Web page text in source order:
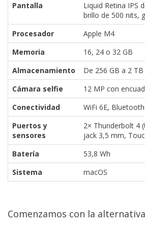
Pantalla
Liquid Retina IPS
brillo de 500 nits,
Procesador
Apple M4
Memoria
16, 24 o 32 GB
Almacenamiento
De 256 GB a 2 TB
Cámara selfie
12 MP con
Conectividad
WiFi 6E,
Puertos y
sensores
2× Thunderbolt 4
jack 3,5 mm,
Batería
53,8 Wh
Sistema
macOS
Comenzamos con la